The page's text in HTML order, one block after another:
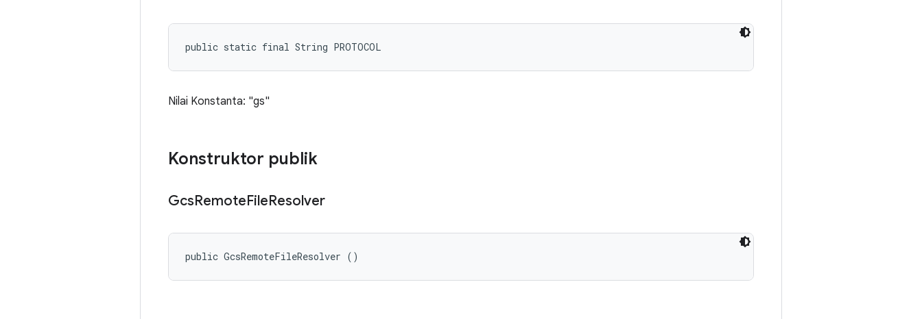
public static final String PROTOCOL
Nilai Konstanta: "gs"
Konstruktor publik
GcsRemoteFileResolver
public GcsRemoteFileResolver ()